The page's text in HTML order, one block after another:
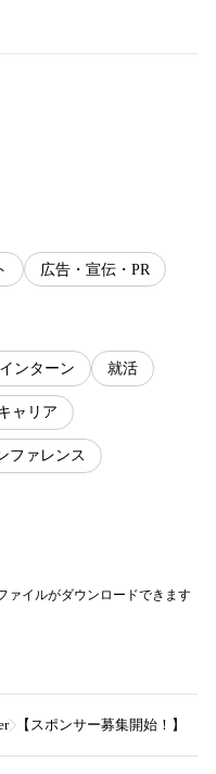
広告・宣伝・PR
インターン 就活
ャリア
ファレンス
ァイルがダウンロードできます
【スポンサー募集開始！】ベ